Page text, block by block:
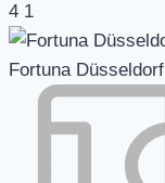
4 1
Fortuna Düsseldorf